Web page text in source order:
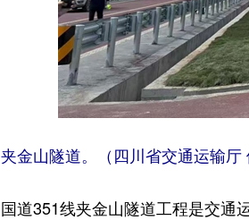
夹金山隧道。（四川省交通运输厅
国道351线夹金山隧道工程是交通